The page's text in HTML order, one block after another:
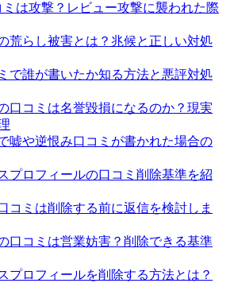
ミは攻撃？レビュー攻撃に襲われた際
荒らし被害とは？兆候と正しい対処
で誰が書いたか知る方法と悪評対処
口コミは名誉毀損になるのか？現実
嘘や逆恨み口コミが書かれた場合の
プロフィールの口コミ削除基準を紹
コミは削除する前に返信を検討しま
口コミは営業妨害？削除できる基準
プロフィールを削除する方法とは？